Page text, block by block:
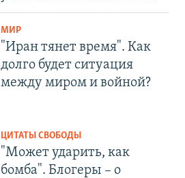
МИР
"Иран тянет время". Как
долго будет ситуация
между миром и войной?
ЦИТАТЫ СВОБОДЫ
"Может ударить, как
бомба". Блогеры – о